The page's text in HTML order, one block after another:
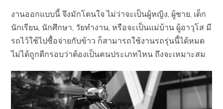
งานออกแบบนี้ จึงมักโดนใจ ไม่ว่าจะเป็นผู้หญิง, ผู้ชาย, เด็ก
นักเรียน, นักศึกษา, วัยทำงาน, หรือจะเป็นแม่บ้าน ผู้อาวุโส มี
รถไว้ใช้ไปซื้อจ่ายกับข้าว ก็สามารถใช้งานรถรุ่นนี้ได้หมด
ไม่ได้ถูกตีกรอบว่าต้องเป็นคนประเภทไหน ถึงจะเหมาะสม